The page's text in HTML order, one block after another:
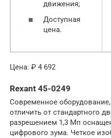
движения;
Доступная
цена.
Цена: ₽ 4 692
Rexant 45-0249
Современное
отличить от стандартного
разрешением 1,3 Мп
цифрового зума. Четкое